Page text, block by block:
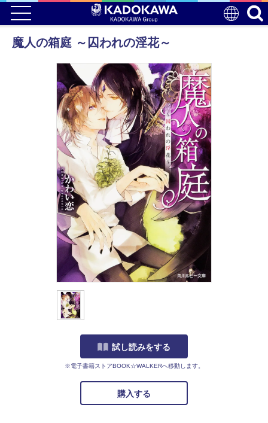
魔人の箱庭 ～囚われの淫花～
試し読みをする
※電子書籍ストアBOOK☆WALKERへ移動します。
購入する